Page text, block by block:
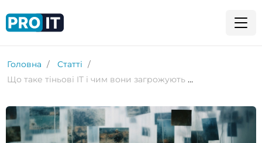
Головна
Статті
Що таке тіньові IT і чим вони загрожують бізнесу